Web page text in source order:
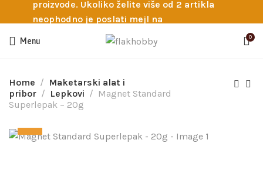
proizvode. Ukoliko želite više od 2 artikla
neophodno je poslati mejl na
info@flakhobby.com sa preciznim šiframa
proizvoda. Svakako nas možete pozvati
potrebna pomoć oko odabira.
Menu 0
Home
Maketarski alat i
pribor
Lepkovi
Magnet Standard
Superlepak – 20g